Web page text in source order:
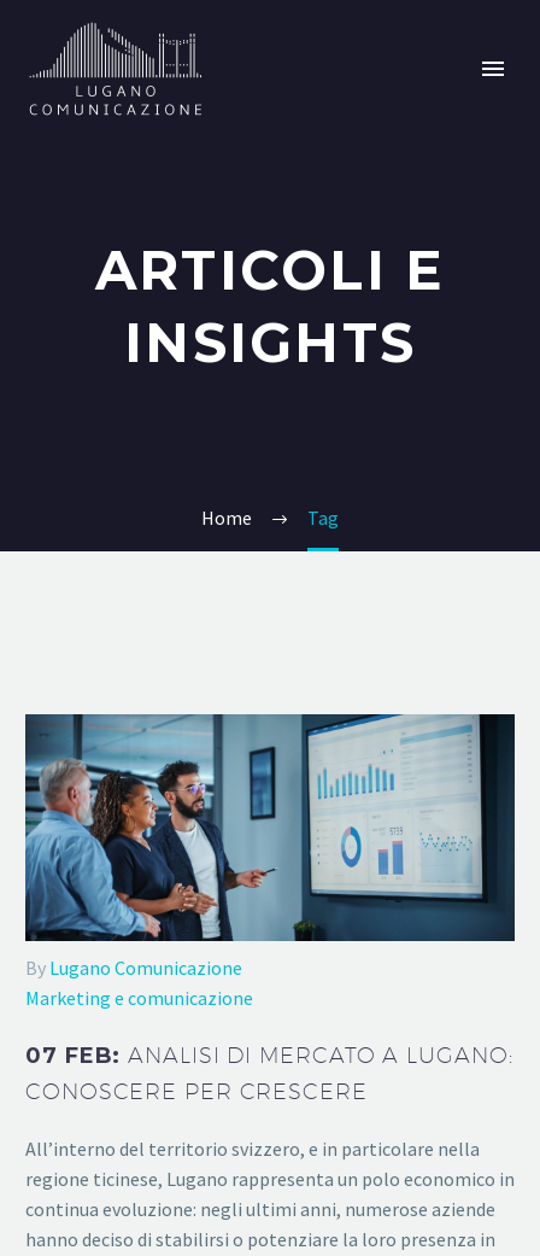
ARTICOLI E
INSIGHTS
Home Tag
By Lugano Comunicazione
Marketing e comunicazione
07 FEB:ANALISI DI MERCATO A LUGANO:
CONOSCERE PER CRESCERE
All’interno del territorio svizzero, e in particolare nella
regione ticinese, Lugano rappresenta un polo economico in
continua evoluzione: negli ultimi anni, numerose aziende
hanno deciso di stabilirsi o potenziare la loro presenza in